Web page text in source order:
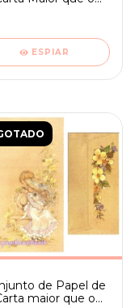
ESPIAR
de Papel de
maior que o